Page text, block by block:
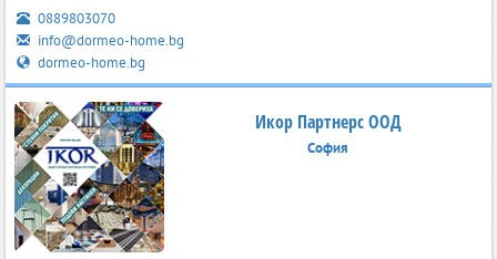
0889803070
info@dormeo-home.bg
dormeo-home.bg
Икор Партнерс ООД
София